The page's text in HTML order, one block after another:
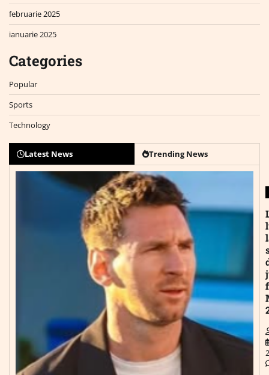
februarie 2025
ianuarie 2025
Categories
Popular
Sports
Technology
Latest News Trending News